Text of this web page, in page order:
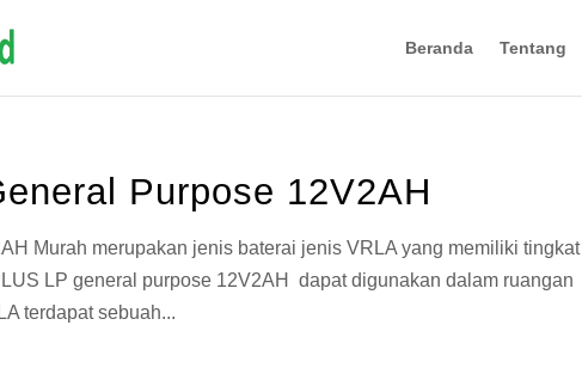
Beranda Tentang
Purpose 12V2AH
Murah merupakan jenis baterai jenis VRLA yang memiliki tingkat
LP general purpose 12V2AH dapat digunakan dalam ruangan
terdapat sebuah...